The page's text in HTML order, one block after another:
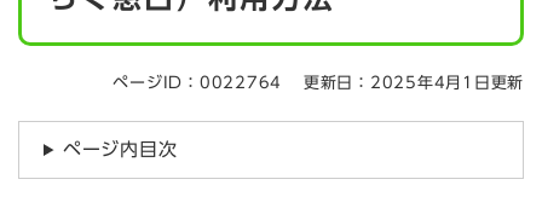
ページID：0022764 更新日：2025年4月1日更新
ページ内目次